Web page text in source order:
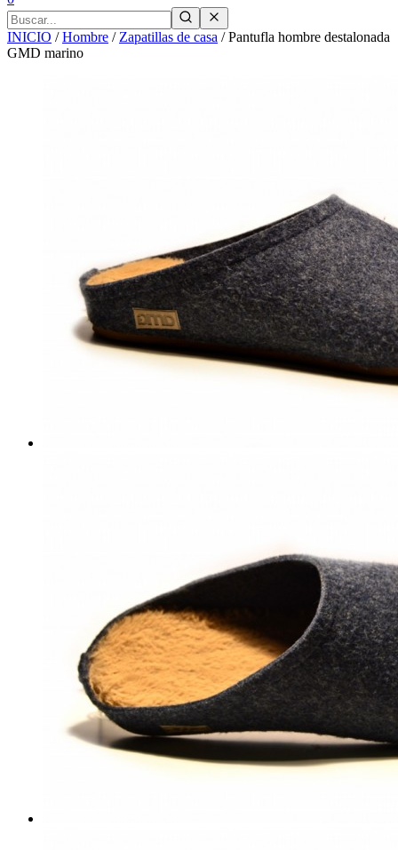
INICIO /Hombre / Zapatillas de casa /Pantufla hombre destalonada
GMD marino